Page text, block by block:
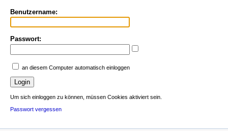
Benutzername:
Passwort:
an diesem Computer automatisch einloggen
Um sich einloggen zu können, müssen Cookies aktiviert sein.
Passwort vergessen